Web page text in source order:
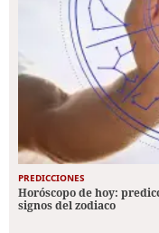
PREDICCIONES
Horóscopo de hoy:
signos del zodiaco